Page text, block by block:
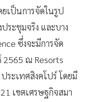
เป็นการจัดในรูป
ระชุมจริง และบาง
ซึ่งจะมีการจัด
2565 ณ Resorts
ระเทศสิงคโปร์ โดยมี
เขตเศรษฐกิจสมา